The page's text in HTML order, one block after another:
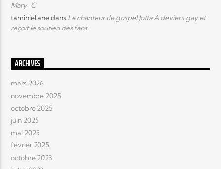
Mary-C
taminielianedans Le chanteur de gospel Jotta A devient gay et
reçoit le soutien des fans
ARCHIVES
mars 2026
novembre 2025
octobre 2025
juin 2025
mai 2025
février 2025
octobre 2023